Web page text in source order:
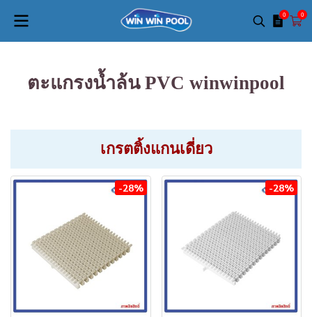
0 0
ตะแกรงน้ำล้น PVC winwinpool
เกรตติ้งแกนเดี่ยว
-28% -28%